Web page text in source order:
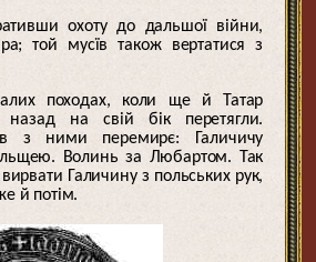
охоту до дальшої війни,
той мусїв також вертатися з
походах, коли ще й Татар
назад на свій бік перетягли.
з ними перемирє: Галичичу
Волинь за Любартом. Так
Галичину з польських рук,
й потім.